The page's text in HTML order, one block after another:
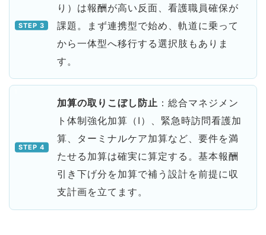
り）は報酬が高い反面、看護職員確保が
課題。まず連携型で始め、軌道に乗って
から一体型へ移行する選択肢もありま
す。
加算の取りこぼし防止 ：総合マネジメン
ト体制強化加算（Ⅰ）、緊急時訪問看護加
算、ターミナルケア加算など、要件を満
たせる加算は確実に算定する。基本報酬
引き下げ分を加算で補う設計を前提に収
支計画を立てます。